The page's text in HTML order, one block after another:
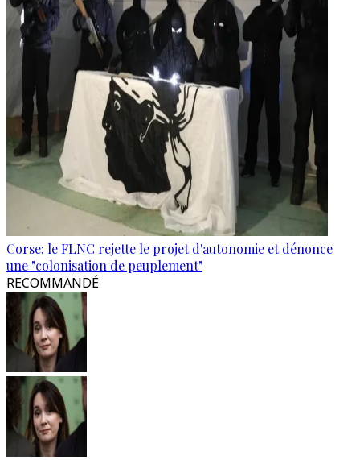
Corse: le FLNC rejette le projet d'autonomie et dénonce
une "colonisation de peuplement"
RECOMMANDÉ